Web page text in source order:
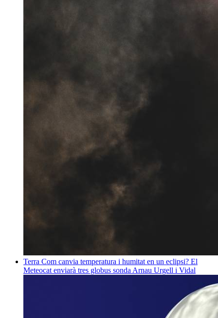
Terra Com canvia temperatura i humitat en un eclipsi? El
Meteocat enviarà tres globus sonda Arnau Urgell i Vidal